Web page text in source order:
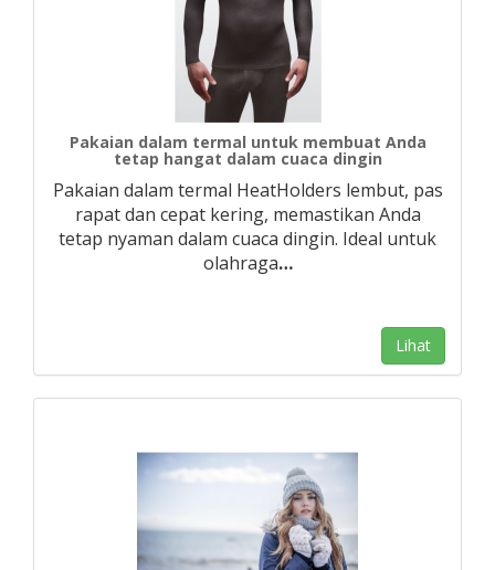
Pakaian dalam termal untuk membuat Anda
tetap hangat dalam cuaca dingin
Pakaian dalam termal HeatHolders lembut, pas
rapat dan cepat kering, memastikan Anda
tetap nyaman dalam cuaca dingin. Ideal untuk
olahraga…
Lihat